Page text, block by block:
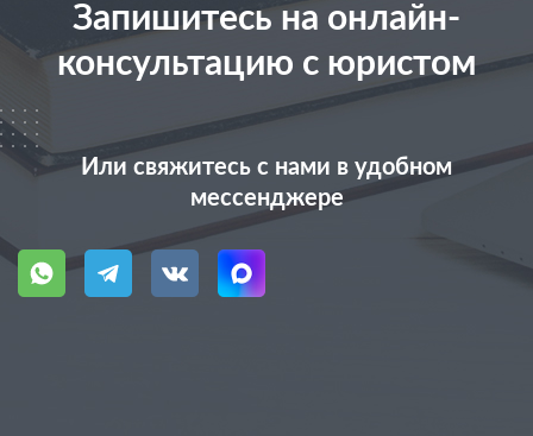
Запишитесь на онлайн-
консультацию с юристом
Или свяжитесь с нами в удобном
мессенджере